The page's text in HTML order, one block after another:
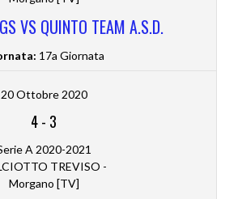
VS QUINTO TEAM A.S.D.
17a Giornata
20 Ottobre 2020
4- 3
A 2020-2021
TREVISO -
Morgano [TV]